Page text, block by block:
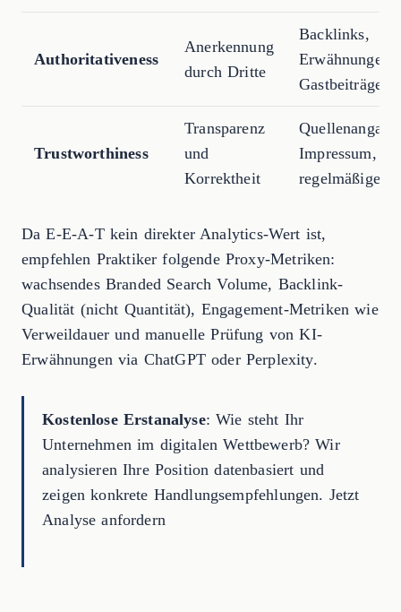
Authoritativeness
Anerkennung
durch Dritte
Backlinks,
Erwähnungen,
Gastbeiträge
Trustworthiness
Transparenz
und
Korrektheit
Impressum,
regelmäßige
Da E-E-A-T kein direkter Analytics-Wert ist,
empfehlen Praktiker folgende Proxy-Metriken:
wachsendes Branded Search Volume, Backlink-
Qualität (nicht Quantität), Engagement-Metriken wie
Verweildauer und manuelle Prüfung von KI-
Erwähnungen via ChatGPT oder Perplexity.
Kostenlose Erstanalyse: Wie steht Ihr
Unternehmen im digitalen Wettbewerb? Wir
analysieren Ihre Position datenbasiert und
zeigen konkrete Handlungsempfehlungen. Jetzt
Analyse anfordern